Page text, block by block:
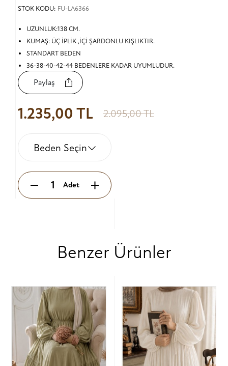
STOK KODU: FU-LA6366
UZUNLUK:138 CM.
KUMAŞ: ÜÇ İPLİK ,İÇİ ŞARDONLU KIŞLIKTIR.
STANDART BEDEN
36-38-40-42-44 BEDENLERE KADAR UYUMLUDUR.
Paylaş
1.235,00 TL 2.095,00 TL
Beden Seçin
Adet
Benzer Ürünler